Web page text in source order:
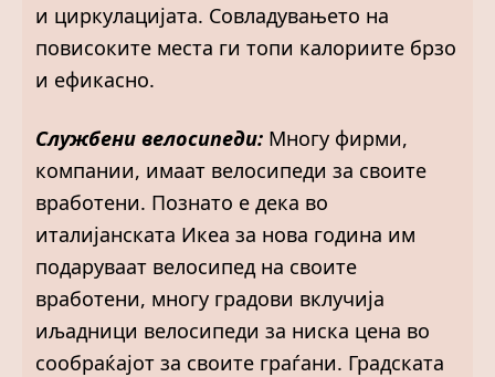
и циркулацијата. Совладувањето на
повисоките места ги топи калориите брзо
и ефикасно.
Службени велосипеди: Многу фирми,
компании, имаат велосипеди за своите
вработени. Познато е дека во
италијанската Икеа за нова година им
подаруваат велосипед на своите
вработени, многу градови вклучија
иљадници велосипеди за ниска цена во
сообраќајот за своите граѓани. Градската